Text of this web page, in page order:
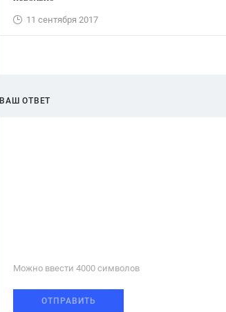
11 сентября 2017
ВАШ ОТВЕТ
Можно ввести 4000 cимволов
ОТПРАВИТЬ